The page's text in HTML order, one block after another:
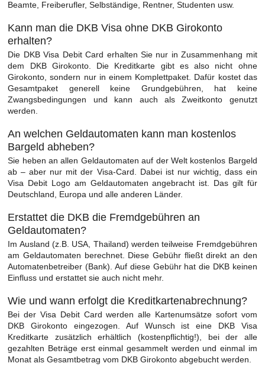
Beamte, Freiberufler, Selbständige, Rentner, Studenten usw.
Kann man die DKB Visa ohne DKB Girokonto
erhalten?
Die DKB Visa Debit Card erhalten Sie nur in Zusammenhang mit
dem DKB Girokonto. Die Kreditkarte gibt es also nicht ohne
Girokonto, sondern nur in einem Komplettpaket. Dafür kostet das
Gesamtpaket generell keine Grundgebühren, hat keine
Zwangsbedingungen und kann auch als Zweitkonto genutzt
werden.
An welchen Geldautomaten kann man kostenlos
Bargeld abheben?
Sie heben an allen Geldautomaten auf der Welt kostenlos Bargeld
ab – aber nur mit der Visa-Card. Dabei ist nur wichtig, dass ein
Visa Debit Logo am Geldautomaten angebracht ist. Das gilt für
Deutschland, Europa und alle anderen Länder.
Erstattet die DKB die Fremdgebühren an
Geldautomaten?
Im Ausland (z.B. USA, Thailand) werden teilweise Fremdgebühren
am Geldautomaten berechnet. Diese Gebühr fließt direkt an den
Automatenbetreiber (Bank). Auf diese Gebühr hat die DKB keinen
Einfluss und erstattet sie auch nicht mehr.
Wie und wann erfolgt die Kreditkartenabrechnung?
Bei der Visa Debit Card werden alle Kartenumsätze sofort vom
DKB Girokonto eingezogen. Auf Wunsch ist eine DKB Visa
Kreditkarte zusätzlich erhältlich (kostenpflichtig!), bei der alle
gezahlten Beträge erst einmal gesammelt werden und einmal im
Monat als Gesamtbetrag vom DKB Girokonto abgebucht werden.